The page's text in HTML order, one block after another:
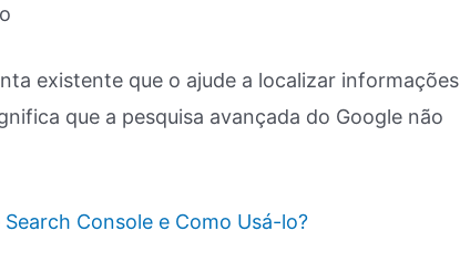
existente que o ajude a localizar informações
que a pesquisa avançada do Google não
Console e Como Usá-lo?